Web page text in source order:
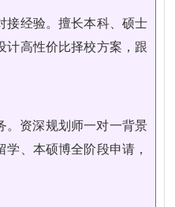
接经验。擅长本科、硕士
计高性价比择校方案，跟
。资深规划师一对一背景
、本硕博全阶段申请，